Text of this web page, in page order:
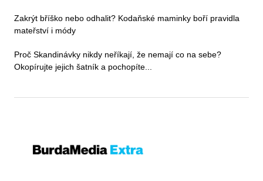
Zakrýt bříško nebo odhalit? Kodaňské maminky boří pravidla
mateřství i módy
Proč Skandinávky nikdy neříkají, že nemají co na sebe?
Okopírujte jejich šatník a pochopíte...